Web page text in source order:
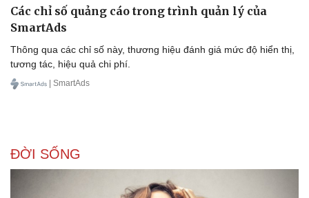
Các chỉ số quảng cáo trong trình quản lý của
SmartAds
Thông qua các chỉ số này, thương hiệu đánh giá mức độ hiển thị,
tương tác, hiệu quả chi phí.
| SmartAds
ĐỜI SỐNG